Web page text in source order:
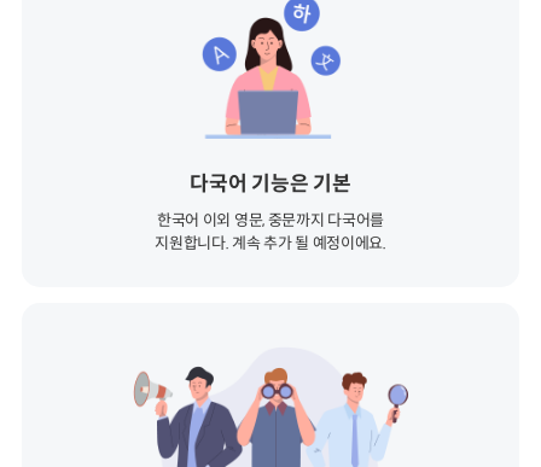
다국어 기능은 기본
한국어 이외 영문, 중문까지 다국어를
지원합니다. 계속 추가 될 예정이에요.